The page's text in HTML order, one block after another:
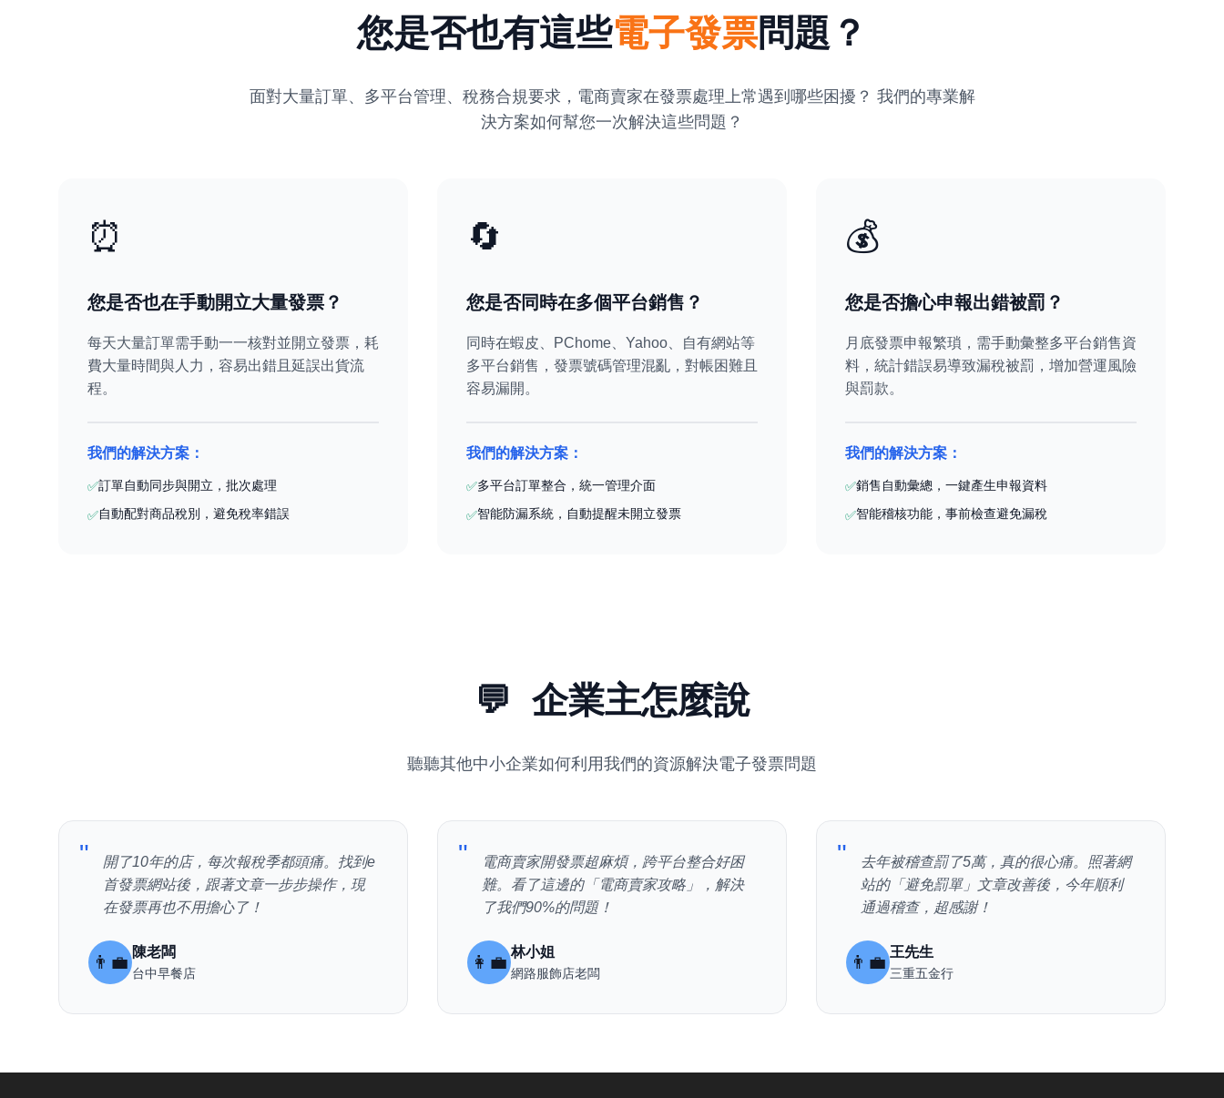
您是否也有這些電子發票問題？
面對大量訂單、多平台管理、稅務合規要求，電商賣家在發票處理上常遇到哪些困擾？ 我們的專業解
決方案如何幫您一次解決這些問題？
⏰
您是否也在手動開立大量發票？
每天大量訂單需手動一一核對並開立發票，耗
費大量時間與人力，容易出錯且延誤出貨流
程。
我們的解決方案：
✅訂單自動同步與開立，批次處理
✅自動配對商品稅別，避免稅率錯誤
🔄
您是否同時在多個平台銷售？
同時在蝦皮、PChome、Yahoo、自有網站等
多平台銷售，發票號碼管理混亂，對帳困難且
容易漏開。
我們的解決方案：
✅多平台訂單整合，統一管理介面
✅智能防漏系統，自動提醒未開立發票
💰
您是否擔心申報出錯被罰？
月底發票申報繁瑣，需手動彙整多平台銷售資
料，統計錯誤易導致漏稅被罰，增加營運風險
與罰款。
我們的解決方案：
✅銷售自動彙總，一鍵產生申報資料
✅智能稽核功能，事前檢查避免漏稅
💬 企業主怎麼說
聽聽其他中小企業如何利用我們的資源解決電子發票問題
"
開了10年的店，每次報稅季都頭痛。找到e
首發票網站後，跟著文章一步步操作，現
在發票再也不用擔心了！
👨‍💼 陳老闆
台中早餐店
"
電商賣家開發票超麻煩，跨平台整合好困
難。看了這邊的「電商賣家攻略」，解決
了我們90%的問題！
👩‍💼 林小姐
網路服飾店老闆
"
去年被稽查罰了5萬，真的很心痛。照著網
站的「避免罰單」文章改善後，今年順利
通過稽查，超感謝！
👨‍💼 王先生
三重五金行